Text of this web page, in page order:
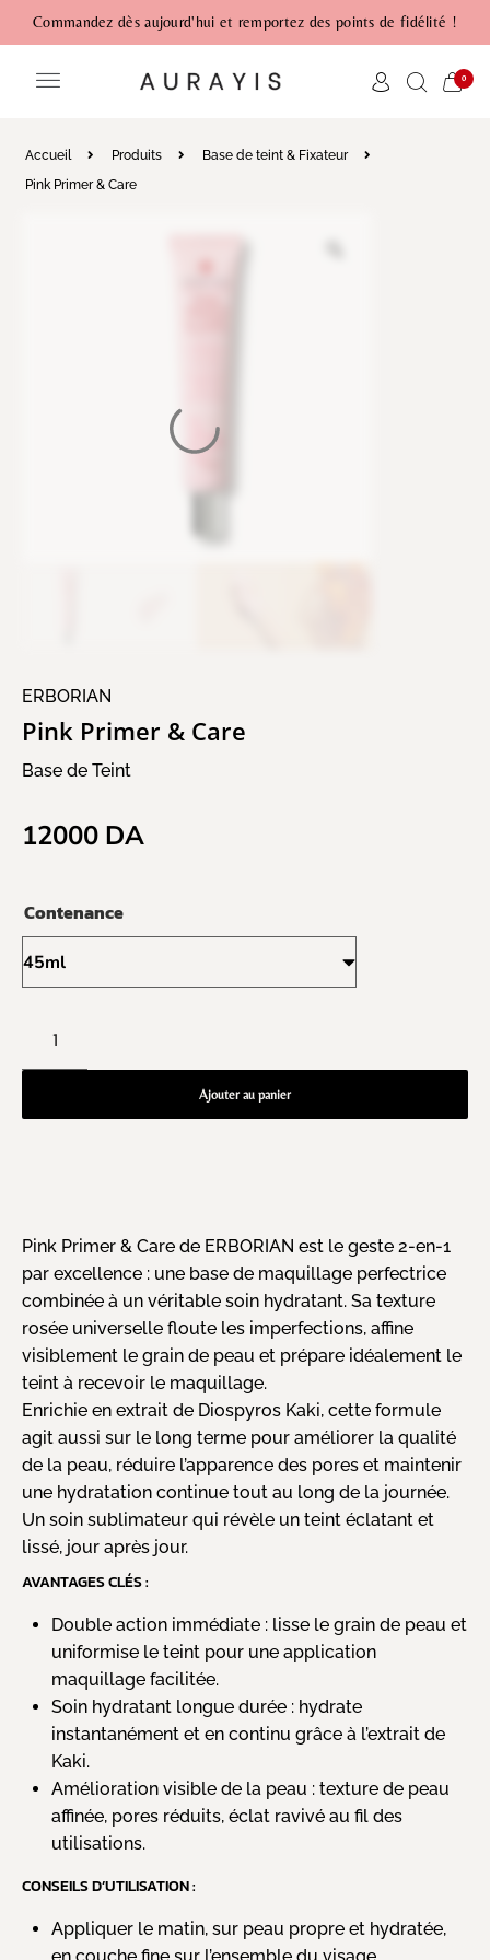
Commandez dès aujourd'hui et remportez des points de fidélité !
0
Accueil Produits
Base de teint & Fixateur
Pink Primer & Care
ERBORIAN
Pink Primer & Care
Base de Teint
12000 DA
Contenance
Ajouter au panier
Pink Primer & Care de ERBORIAN est le geste 2-en-1
par excellence : une base de maquillage perfectrice
combinée à un véritable soin hydratant. Sa texture
rosée universelle floute les imperfections, affine
visiblement le grain de peau et prépare idéalement le
teint à recevoir le maquillage.
Enrichie en extrait de Diospyros Kaki, cette formule
agit aussi sur le long terme pour améliorer la qualité
de la peau, réduire l’apparence des pores et maintenir
une hydratation continue tout au long de la journée.
Un soin sublimateur qui révèle un teint éclatant et
lissé, jour après jour.
AVANTAGES CLÉS :
Double action immédiate : lisse le grain de peau et
uniformise le teint pour une application
maquillage facilitée.
Soin hydratant longue durée : hydrate
instantanément et en continu grâce à l’extrait de
Kaki.
Amélioration visible de la peau : texture de peau
affinée, pores réduits, éclat ravivé au fil des
utilisations.
CONSEILS D’UTILISATION :
Appliquer le matin, sur peau propre et hydratée,
en couche fine sur l’ensemble du visage.